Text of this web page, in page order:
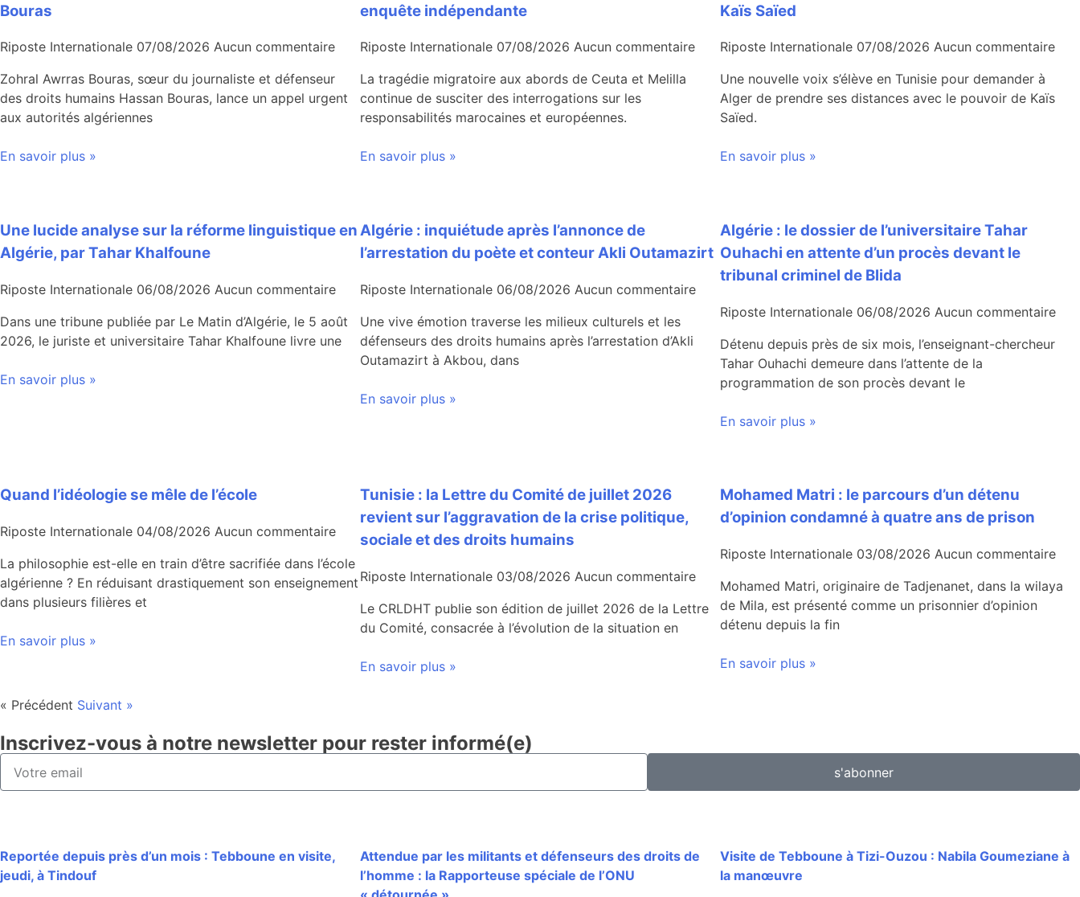
Bouras
Riposte Internationale 07/08/2026 Aucun commentaire
Zohral Awrras Bouras, sœur du journaliste et défenseur
des droits humains Hassan Bouras, lance un appel urgent
aux autorités algériennes
En savoir plus »
enquête indépendante
Riposte Internationale 07/08/2026 Aucun commentaire
La tragédie migratoire aux abords de Ceuta et Melilla
continue de susciter des interrogations sur les
responsabilités marocaines et européennes.
En savoir plus »
Kaïs Saïed
Riposte Internationale 07/08/2026 Aucun commentaire
Une nouvelle voix s’élève en Tunisie pour demander à
Alger de prendre ses distances avec le pouvoir de Kaïs
Saïed.
En savoir plus »
Une lucide analyse sur la réforme linguistique en
Algérie, par Tahar Khalfoune
Riposte Internationale 06/08/2026 Aucun commentaire
Dans une tribune publiée par Le Matin d’Algérie, le 5 août
2026, le juriste et universitaire Tahar Khalfoune livre une
En savoir plus »
Algérie : inquiétude après l’annonce de
l’arrestation du poète et conteur Akli Outamazirt
Riposte Internationale 06/08/2026 Aucun commentaire
Une vive émotion traverse les milieux culturels et les
défenseurs des droits humains après l’arrestation d’Akli
Outamazirt à Akbou, dans
En savoir plus »
Algérie : le dossier de l’universitaire Tahar
Ouhachi en attente d’un procès devant le
tribunal criminel de Blida
Riposte Internationale 06/08/2026 Aucun commentaire
Détenu depuis près de six mois, l’enseignant-chercheur
Tahar Ouhachi demeure dans l’attente de la
programmation de son procès devant le
En savoir plus »
Quand l’idéologie se mêle de l’école
Riposte Internationale 04/08/2026 Aucun commentaire
La philosophie est-elle en train d’être sacrifiée dans l’école
algérienne ? En réduisant drastiquement son enseignement
dans plusieurs filières et
En savoir plus »
Tunisie : la Lettre du Comité de juillet 2026
revient sur l’aggravation de la crise politique,
sociale et des droits humains
Riposte Internationale 03/08/2026 Aucun commentaire
Le CRLDHT publie son édition de juillet 2026 de la Lettre
du Comité, consacrée à l’évolution de la situation en
En savoir plus »
Mohamed Matri : le parcours d’un détenu
d’opinion condamné à quatre ans de prison
Riposte Internationale 03/08/2026 Aucun commentaire
Mohamed Matri, originaire de Tadjenanet, dans la wilaya
de Mila, est présenté comme un prisonnier d’opinion
détenu depuis la fin
En savoir plus »
« Précédent Suivant »
Inscrivez-vous à notre newsletter pour rester informé(e)
s'abonner
Reportée depuis près d’un mois : Tebboune en visite,
jeudi, à Tindouf
Attendue par les militants et défenseurs des droits de
l’homme : la Rapporteuse spéciale de l’ONU
Visite de Tebboune à Tizi-Ouzou : Nabila Goumeziane à
la manœuvre